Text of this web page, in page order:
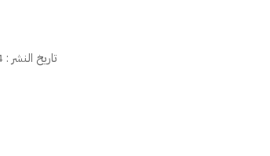
تاريخ النشر : 26/03/2014